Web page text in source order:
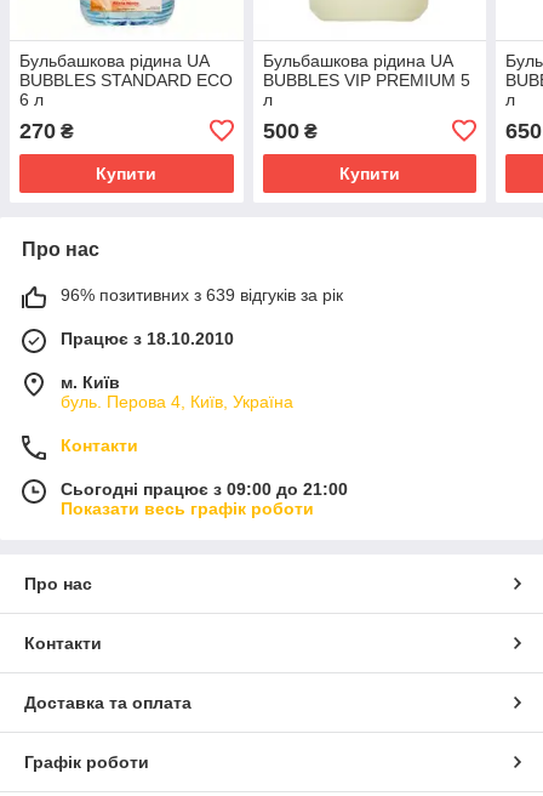
Бульбашкова рідина UA
BUBBLES STANDARD ECO
6 л
270 ₴
Купити
Бульбашкова рідина UA
BUBBLES VIP PREMIUM 5
л
500₴
Купити
л
650
Про нас
96% позитивних з 639 відгуків за рік
Працює з 18.10.2010
м. Київ
буль. Перова 4, Київ, Україна
Контакти
Сьогодні працює з 09:00 до 21:00
Показати весь графік роботи
Про нас
Контакти
Доставка та оплата
Графік роботи